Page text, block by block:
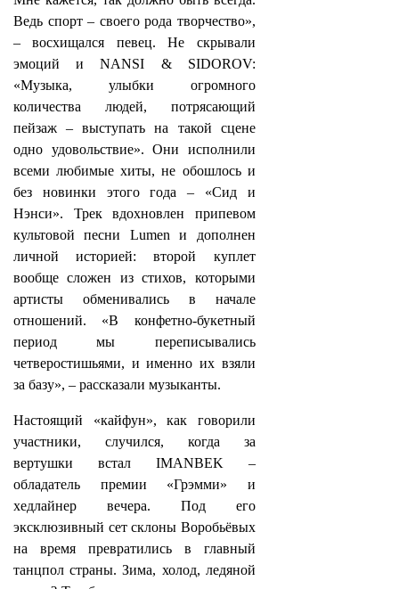
Ведь спорт – своего рода творчество»,
– восхищался певец. Не скрывали
эмоций и NANSI & SIDOROV:
«Музыка, улыбки огромного
количества людей, потрясающий
пейзаж – выступать на такой сцене
одно удовольствие». Они исполнили
всеми любимые хиты, не обошлось и
без новинки этого года – «Сид и
Нэнси». Трек вдохновлен припевом
культовой песни Lumen и дополнен
личной историей: второй куплет
вообще сложен из стихов, которыми
артисты обменивались в начале
отношений. «В конфетно-букетный
период мы переписывались
четверостишьями, и именно их взяли
за базу», – рассказали музыканты.
Настоящий «кайфун», как говорили
участники, случился, когда за
вертушки встал IMANBEK –
обладатель премии «Грэмми» и
хедлайнер вечера. Под его
эксклюзивный сет склоны Воробьёвых
на время превратились в главный
танцпол страны. Зима, холод, ледяной